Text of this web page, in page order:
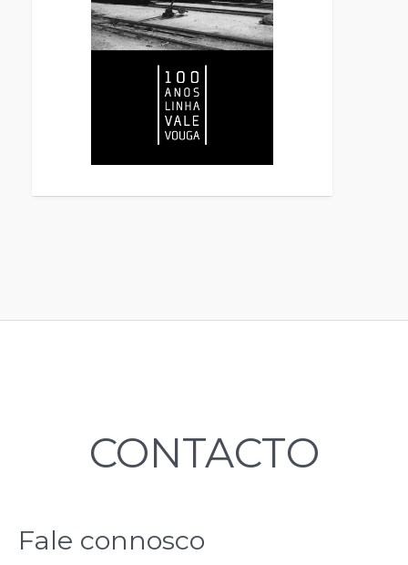
CONTACTO
Fale connosco